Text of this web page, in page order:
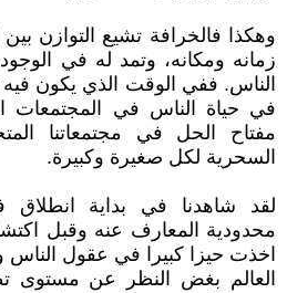
وهكذا فالخرافة تشيع التوازن بين
زمانه ومكانه، وتمد له في
الناس. ففي الوقت الذي يكون
في حياة الناس في المجتمعات
مفتاح الحل في مجتمعاتنا
السحرية لكل صغيرة وكبيرة.
لقد شاهدنا في بداية انطلاق
محدودية المعارف عنه وقبل
اخذت حيزا كبيرا في عقول
العالم بغض النظر عن مستوى